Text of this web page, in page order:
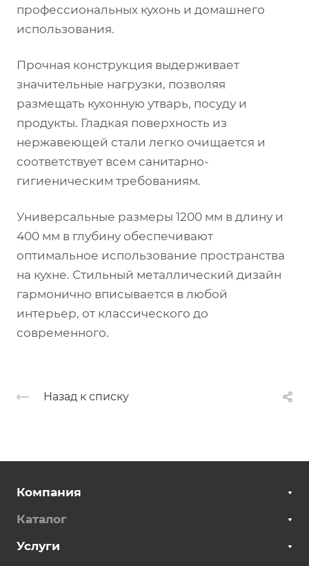
профессиональных кухонь и домашнего
использования.
Прочная конструкция выдерживает
значительные нагрузки, позволяя
размещать кухонную утварь, посуду и
продукты. Гладкая поверхность из
нержавеющей стали легко очищается и
соответствует всем санитарно-
гигиеническим требованиям.
Универсальные размеры 1200 мм в длину и
400 мм в глубину обеспечивают
оптимальное использование пространства
на кухне. Стильный металлический дизайн
гармонично вписывается в любой
интерьер, от классического до
современного.
Назад к списку
Компания
Каталог
Услуги